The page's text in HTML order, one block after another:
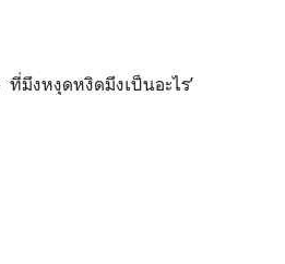
มึงหงุดหงิดมึงเป็นอะไร’